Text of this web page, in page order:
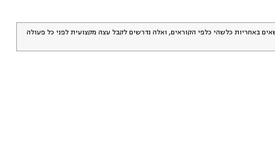
באחריות כלשהי כלפי הקוראים, ואלה נדרשים לקבל עצה מקצועית לפני כל פעולה